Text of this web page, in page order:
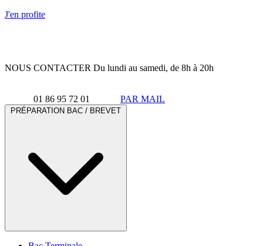
J'en profite
NOUS CONTACTER Du lundi au samedi, de 8h à 20h
01 86 95 72 01 PAR MAIL
PRÉPARATION BAC / BREVET